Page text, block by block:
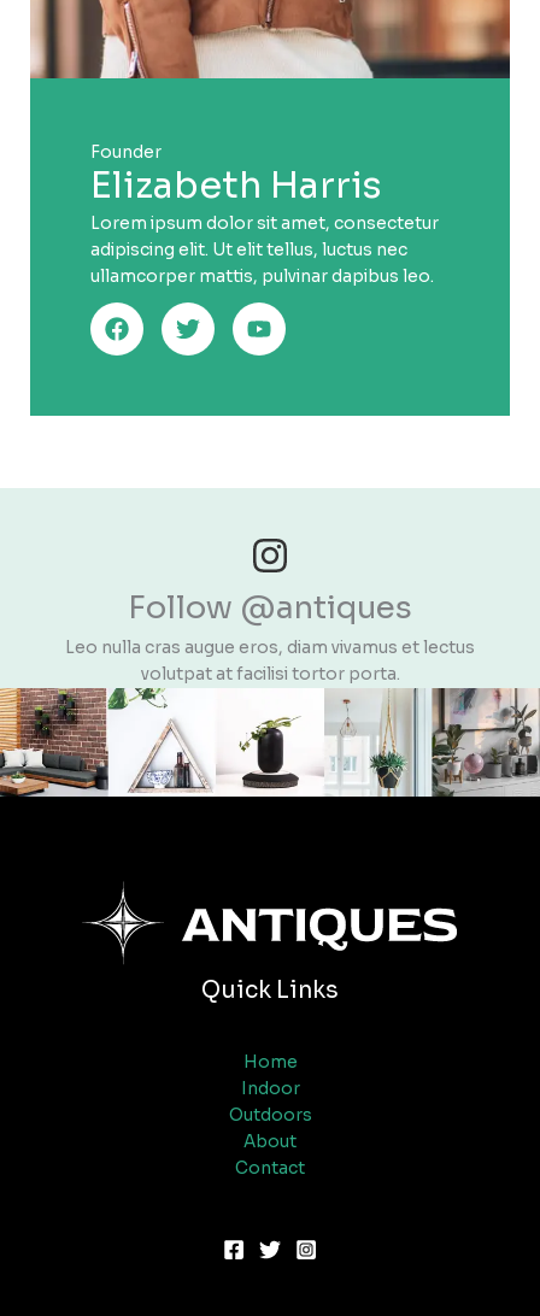
Founder
Elizabeth Harris
Lorem ipsum dolor sit amet, consectetur
adipiscing elit. Ut elit tellus, luctus nec
ullamcorper mattis, pulvinar dapibus leo.
Follow @antiques
Leo nulla cras augue eros, diam vivamus et lectus
volutpat at facilisi tortor porta.​
Quick Links
Home
Indoor
Outdoors
About
Contact